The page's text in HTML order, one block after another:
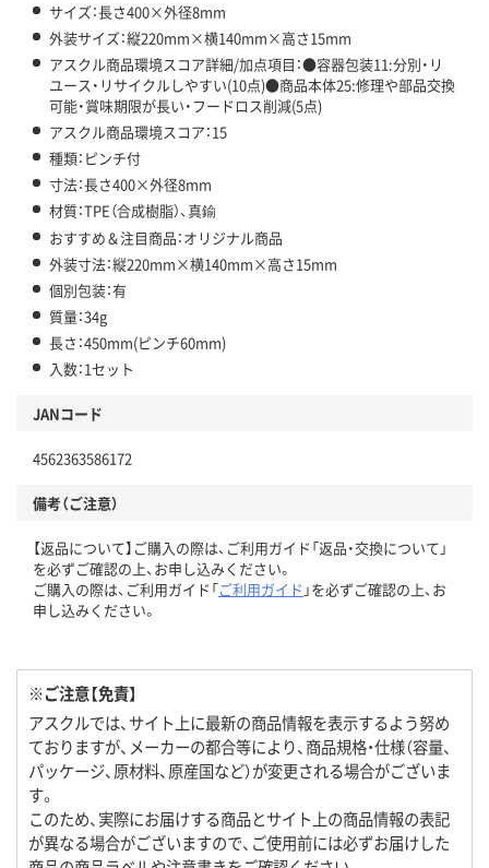
サイズ：長さ400×外径8mm
外装サイズ：縦220mm×横140mm×高さ15mm
アスクル商品環境スコア詳細/加点項目：●容器包装11:分別・リ
ユース・リサイクルしやすい(10点)●商品本体25:修理や部品交換
可能・賞味期限が長い・フードロス削減(5点)
アスクル商品環境スコア：15
種類：ピンチ付
寸法：長さ400×外径8mm
材質：TPE（合成樹脂）、真鍮
おすすめ＆注目商品：オリジナル商品
外装寸法：縦220mm×横140mm×高さ15mm
個別包装：有
質量：34g
長さ：450mm(ピンチ60mm)
入数：1セット
JANコード
4562363586172
備考（ご注意）
【返品について】ご購入の際は、ご利用ガイド「返品・交換について」
を必ずご確認の上、お申し込みください。
ご購入の際は、ご利用ガイド「ご利用ガイド 」を必ずご確認の上、お
申し込みください。
※ご注意【免責】
アスクルでは、サイト上に最新の商品情報を表示するよう努め
ておりますが、メーカーの都合等により、商品規格・仕様（容量、
パッケージ、原材料、原産国など）が変更される場合がございま
す。
このため、実際にお届けする商品とサイト上の商品情報の表記
が異なる場合がございますので、ご使用前には必ずお届けした